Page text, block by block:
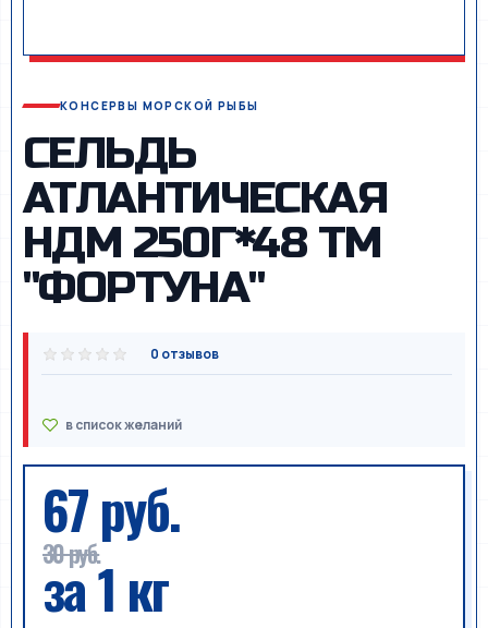
КОНСЕРВЫ МОРСКОЙ РЫБЫ
СЕЛЬДЬ
АТЛАНТИЧЕСКАЯ
НДМ 250Г*48 ТМ
"ФОРТУНА"
0 отзывов
67 руб.
30 руб.
за 1 кг